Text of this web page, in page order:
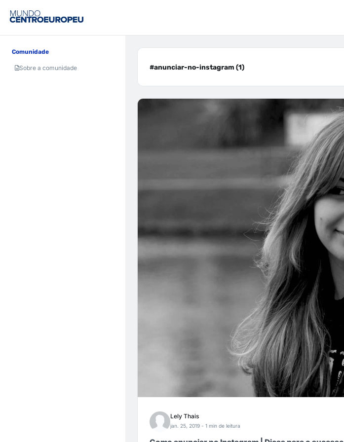
Comunidade
Sobre a comunidade #anunciar-no-instagram (1)
Lely Thais
jan. 25, 2019 - 1 min de leitura